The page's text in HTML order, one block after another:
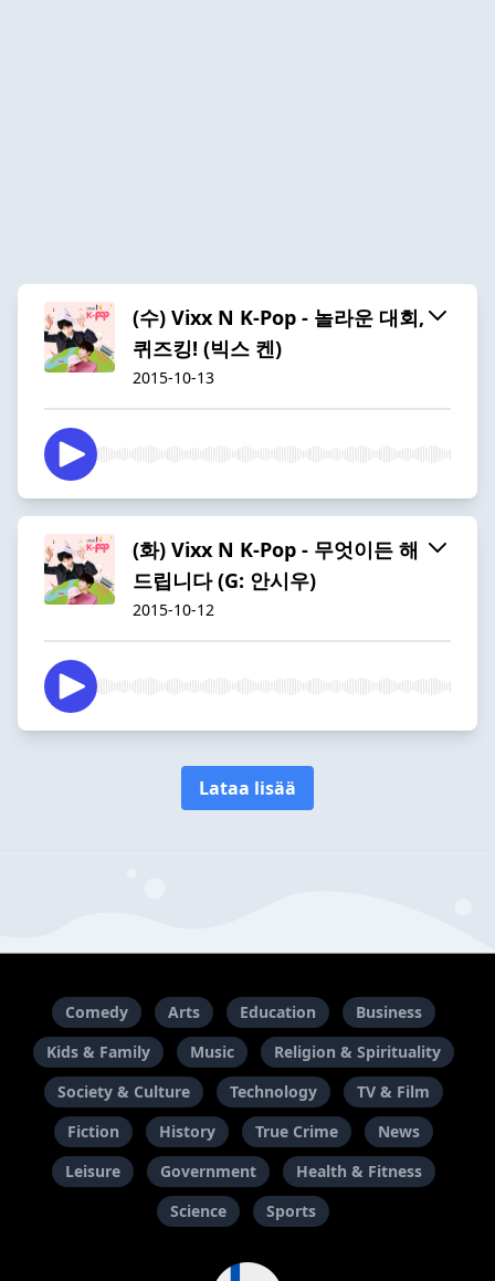
(수) Vixx N K-Pop - 놀라운 대회,
퀴즈킹! (빅스 켄)
2015-10-13
(화) Vixx N K-Pop - 무엇이든 해
드립니다 (G: 안시우)
2015-10-12
Lataa lisää
Comedy Arts Education
Business
Kids & Family
Music
Religion & Spirituality
Society & Culture
Technology
TV & Film
Fiction
History True Crime
News
Leisure
Government
Health & Fitness
Science
Sports